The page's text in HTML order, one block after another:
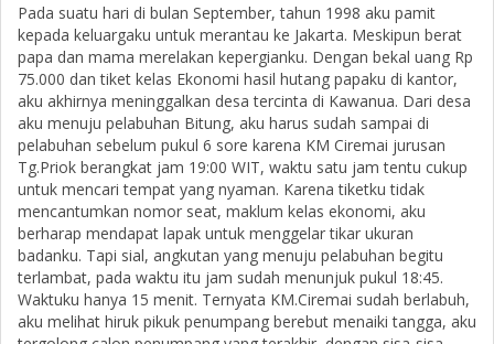
Pada suatu hari di bulan September, tahun 1998 aku pamit
kepada keluargaku untuk merantau ke Jakarta. Meskipun berat
papa dan mama merelakan kepergianku. Dengan bekal uang Rp
75.000 dan tiket kelas Ekonomi hasil hutang papaku di kantor,
aku akhirnya meninggalkan desa tercinta di Kawanua. Dari desa
aku menuju pelabuhan Bitung, aku harus sudah sampai di
pelabuhan sebelum pukul 6 sore karena KM Ciremai jurusan
Tg.Priok berangkat jam 19:00 WIT, waktu satu jam tentu cukup
untuk mencari tempat yang nyaman. Karena tiketku tidak
mencantumkan nomor seat, maklum kelas ekonomi, aku
berharap mendapat lapak untuk menggelar tikar ukuran
badanku. Tapi sial, angkutan yang menuju pelabuhan begitu
terlambat, pada waktu itu jam sudah menunjuk pukul 18:45.
Waktuku hanya 15 menit. Ternyata KM.Ciremai sudah berlabuh,
aku melihat hiruk pikuk penumpang berebut menaiki tangga, aku